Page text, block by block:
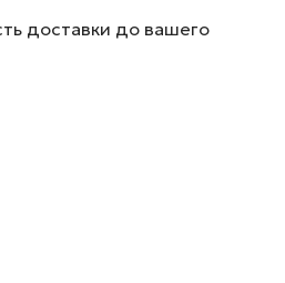
доставки до вашего